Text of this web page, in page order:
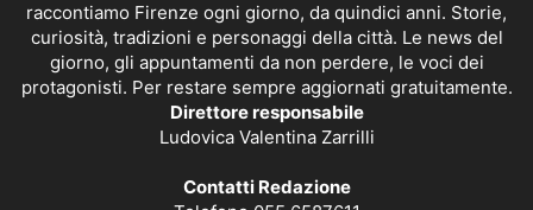
raccontiamo Firenze ogni giorno, da quindici anni. Storie,
curiosità, tradizioni e personaggi della città. Le news del
giorno, gli appuntamenti da non perdere, le voci dei
protagonisti. Per restare sempre aggiornati gratuitamente.
Direttore responsabile
Ludovica Valentina Zarrilli
Contatti Redazione